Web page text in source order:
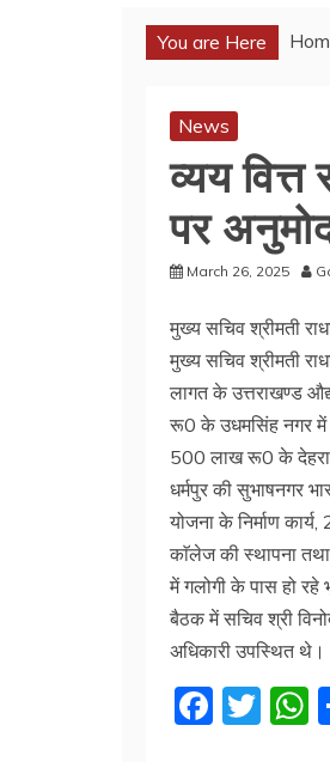
You are Here
News
व्यय
पर
March 26, 2025
मुख्य सचिव श्रीमती
मुख्य सचिव श्रीमती
लागत के उत्तराखण्ड
रू0 के उधमसिंह नगर में
500 लाख रू0 के
धर्मपुर की सुभाषनगर
योजना के निर्माण
काॅलेज की स्थापना
में गलोगी के पास हो रहे
बैठक में सचिव श्री
अधिकारी उपस्थित थे।
F
T